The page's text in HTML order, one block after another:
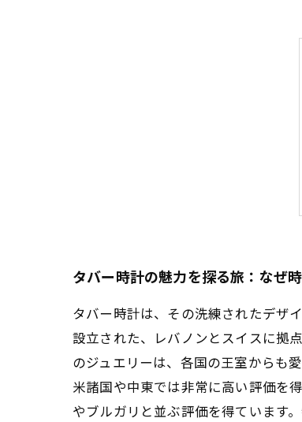
タバー時計の魅力を探る旅：なぜ
タバー時計は、その洗練されたデザ
設立された、レバノンとスイスに拠
のジュエリーは、各国の王室からも
米諸国や中東では非常に高い評価を
やブルガリと並ぶ評価を得ています